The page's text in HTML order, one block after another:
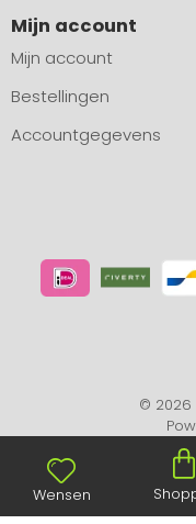
Mijn account
Mijn account
Bestellingen
Accountgegevens
© 2026
Wensen